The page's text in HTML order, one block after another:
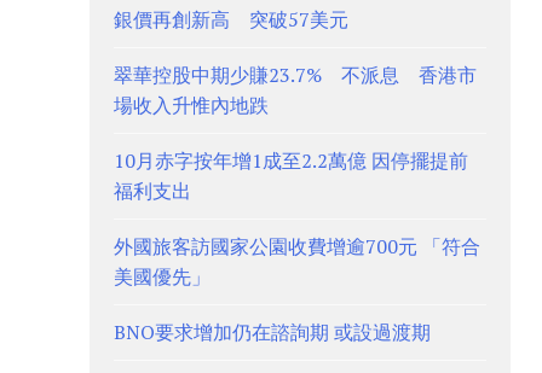
銀價再創新高 突破57美元
翠華控股中期少賺23.7% 不派息 香港市
場收入升惟內地跌
10月赤字按年增1成至2.2萬億 因停擺提前
福利支出
外國旅客訪國家公園收費增逾700元 「符合
美國優先」
BNO要求增加仍在諮詢期 或設過渡期